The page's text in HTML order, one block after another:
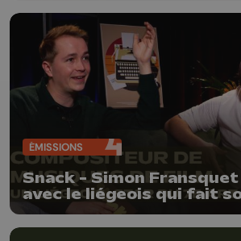
son métier
ÉMISSIONS
Snack - Simon
avec le liégeois qui fait
cinéma à l'international